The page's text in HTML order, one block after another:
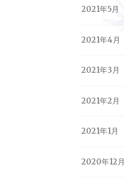
2021年5月
2021年4月
2021年3月
2021年2月
2021年1月
2020年12月